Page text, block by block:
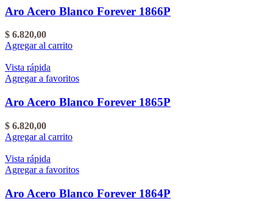
Aro Acero Blanco Forever 1866P
$ 6.820,00
Agregar al carrito
Vista rápida
Agregar a favoritos
Aro Acero Blanco Forever 1865P
$ 6.820,00
Agregar al carrito
Vista rápida
Agregar a favoritos
Aro Acero Blanco Forever 1864P